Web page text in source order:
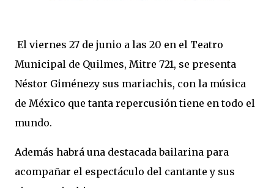
El viernes 27 de junio a las 20 en el Teatro
Municipal de Quilmes, Mitre 721, se presenta
Néstor Giménezy sus mariachis, con la música
de México que tanta repercusión tiene en todo el
mundo.
Además habrá una destacada bailarina para
acompañar el espectáculo del cantante y sus